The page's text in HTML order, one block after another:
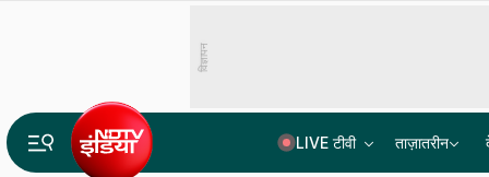
विज्ञापन
LIVE टीवी ताज़ातरीन